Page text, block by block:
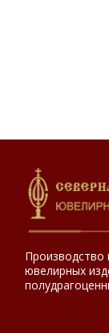
Производство
ювелирных